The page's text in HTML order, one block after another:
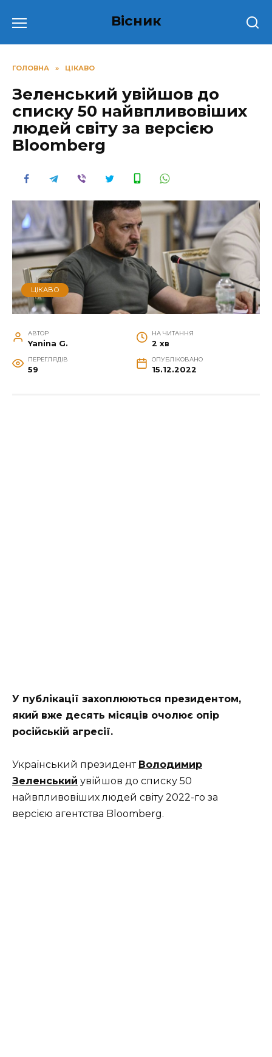
до
Вісник
ГОЛОВНА » ЦІКАВО
Зеленський увійшов до
списку 50 найвпливовіших
людей світу за версією
Bloomberg
ЦІКАВО
АВТОР
Yanina G.
НА ЧИТАННЯ
2 хв
ПЕРЕГЛЯДІВ
59
ОПУБЛІКОВАНО
15.12.2022
У публікації захоплюються президентом,
який вже десять місяців очолює опір
російській агресії.
Український президент Володимир
Зеленський увійшов до списку 50
найвпливовіших людей світу 2022-го за
версією агентства Bloomberg.